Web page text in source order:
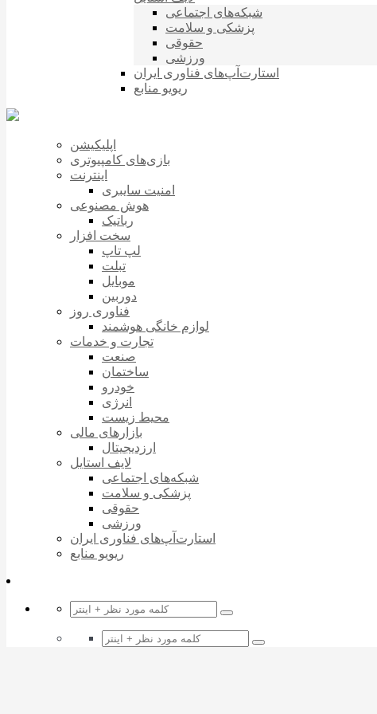
شبکه‌های اجتماعی
پزشکی و سلامت
حقوقی
ورزشی
استارت‌آپ‌های فناوری ایران
ریویو منابع
اپلیکیشن
بازی‌های کامپیوتری
اینترنت
امنیت سایبری
هوش مصنوعی
رباتیک
سخت افزار
لپ تاپ
تبلت
موبایل
دوربین
فناوری روز
لوازم خانگی هوشمند
تجارت و خدمات
صنعت
ساختمان
خودرو
انرژی
محیط زیست
بازارهای مالی
ارزدیجیتال
لایف استایل
شبکه‌های اجتماعی
پزشکی و سلامت
حقوقی
ورزشی
استارت‌آپ‌های فناوری ایران
ریویو منابع